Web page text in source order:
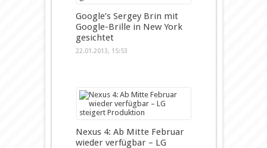
Google’s Sergey Brin mit
Google-Brille in New York
gesichtet
22.01.2013, 15:53
Nexus 4: Ab Mitte Februar
wieder verfügbar – LG